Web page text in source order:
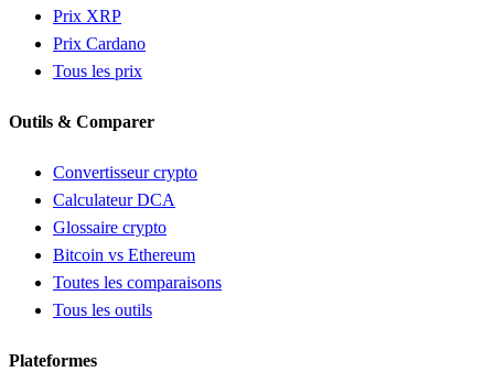
Prix XRP
Prix Cardano
Tous les prix
Outils & Comparer
Convertisseur crypto
Calculateur DCA
Glossaire crypto
Bitcoin vs Ethereum
Toutes les comparaisons
Tous les outils
Plateformes